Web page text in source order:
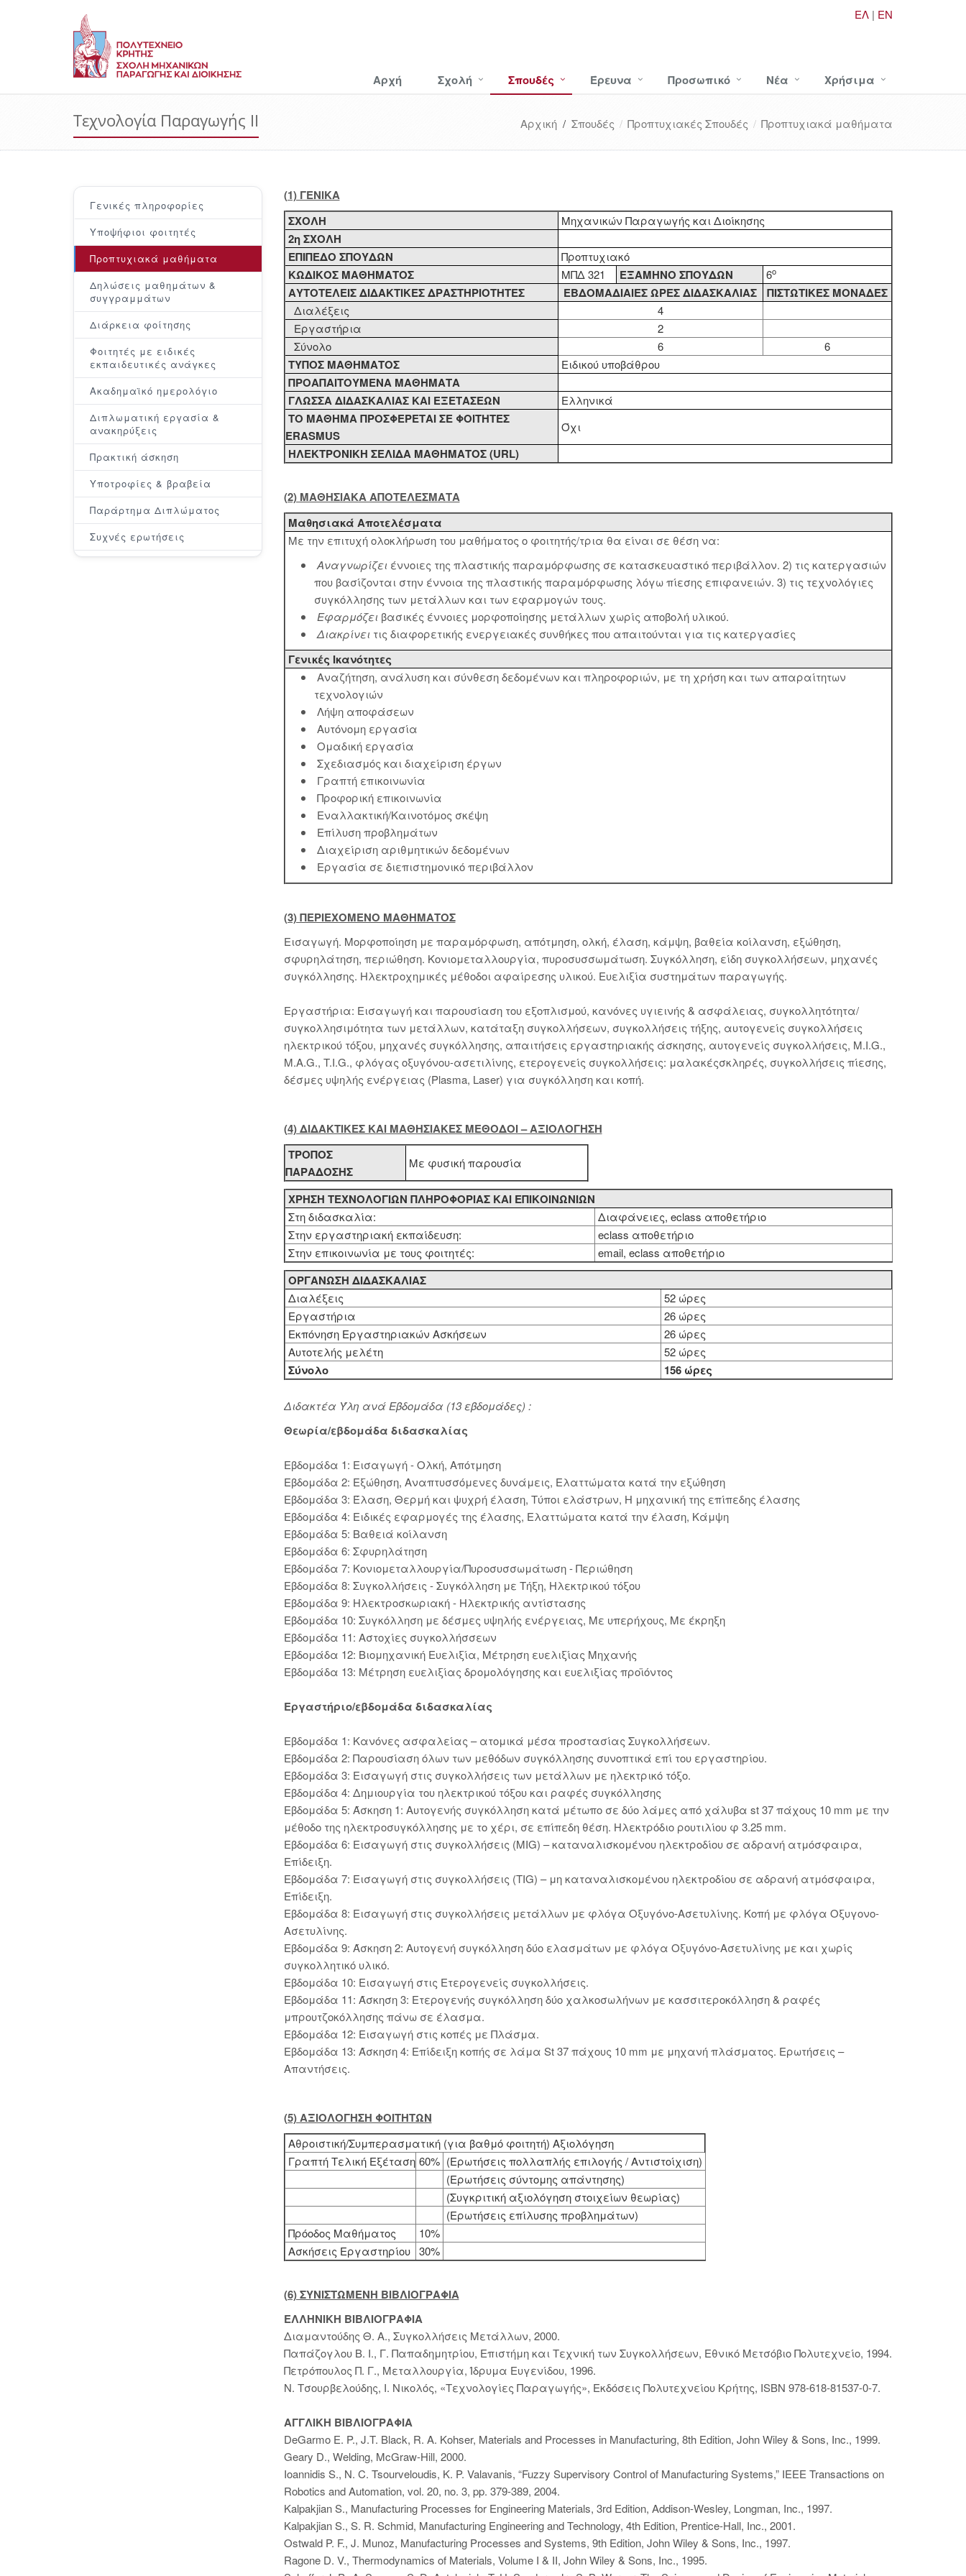
ΕΛ | EN
Αρχή Σχολή Σπουδές Έρευνα Προσωπικό Νέα Χρήσιμα
Τεχνολογία Παραγωγής ΙΙ Αρχική / Σπουδές Προπτυχιακές Σπουδές Προπτυχιακά μαθήματα
Γενικές πληροφορίες
Υποψήφιοι φοιτητές
Προπτυχιακά μαθήματα
Δηλώσεις μαθημάτων &
συγγραμμάτων
Διάρκεια φοίτησης
Φοιτητές με ειδικές
εκπαιδευτικές ανάγκες
Ακαδημαϊκό ημερολόγιο
Διπλωματική εργασία &
ανακηρύξεις
Πρακτική άσκηση
Υποτροφίες & βραβεία
Παράρτημα Διπλώματος
Συχνές ερωτήσεις
(1) ΓΕΝΙΚΑ
ΣΧΟΛΗ
Μηχανικών Παραγωγής και Διοίκησης
2η ΣΧΟΛΗ
ΕΠΙΠΕΔΟ ΣΠΟΥΔΩΝ
Προπτυχιακό
ΚΩΔΙΚΟΣ ΜΑΘΗΜΑΤΟΣ ΜΠΔ 321 ΕΞΑΜΗΝΟ ΣΠΟΥΔΩΝ 6ο
ΑΥΤΟΤΕΛΕΙΣ ΔΙΔΑΚΤΙΚΕΣ ΔΡΑΣΤΗΡΙΟΤΗΤΕΣ ΕΒΔΟΜΑΔΙΑΙΕΣ ΩΡΕΣ ΔΙΔΑΣΚΑΛΙΑΣ ΠΙΣΤΩΤΙΚΕΣ ΜΟΝΑΔΕΣ
Διαλέξεις
4
Εργαστήρια
2
Σύνολο
6 6
ΤΥΠΟΣ ΜΑΘΗΜΑΤΟΣ Ειδικού υποβάθρου
ΠΡΟΑΠΑΙΤΟΥΜΕΝΑ ΜΑΘΗΜΑΤΑ
ΓΛΩΣΣΑ ΔΙΔΑΣΚΑΛΙΑΣ KAI ΕΞΕΤΑΣΕΩΝ
Ελληνικά
ΤΟ ΜΑΘΗΜΑ ΠΡΟΣΦΕΡΕΤΑΙ ΣΕ ΦΟΙΤΗΤΕΣ
ERASMUS
Όχι
ΗΛΕΚΤΡΟΝΙΚΗ ΣΕΛΙΔΑ ΜΑΘΗΜΑΤΟΣ (URL)
(2) ΜΑΘΗΣΙΑΚΑ ΑΠΟΤΕΛΕΣΜΑΤΑ
Μαθησιακά Αποτελέσματα
Με την επιτυχή ολοκλήρωση του μαθήματος ο φοιτητής/τρια θα είναι σε θέση να:
Αναγνωρίζει έννοιες της πλαστικής παραμόρφωσης σε κατασκευαστικό περιβάλλον. 2) τις κατεργασιών
που βασίζονται στην έννοια της πλαστικής παραμόρφωσης λόγω πίεσης επιφανειών. 3) τις τεχνολόγιες
συγκόλλησης των μετάλλων και των εφαρμογών τους.
Εφαρμόζει βασικές έννοιες μορφοποίησης μετάλλων χωρίς αποβολή υλικού.
Διακρίνει τις διαφορετικής ενεργειακές συνθήκες που απαιτούνται για τις κατεργασίες
Γενικές Ικανότητες
Αναζήτηση, ανάλυση και σύνθεση δεδομένων και πληροφοριών, με τη χρήση και των απαραίτητων
τεχνολογιών
Λήψη αποφάσεων
Αυτόνομη εργασία
Ομαδική εργασία
Σχεδιασμός και διαχείριση έργων
Γραπτή επικοινωνία
Προφορική επικοινωνία
Εναλλακτική/Καινοτόμος σκέψη
Επίλυση προβλημάτων
Διαχείριση αριθμητικών δεδομένων
Εργασία σε διεπιστημονικό περιβάλλον
(3) ΠΕΡΙΕΧΟΜΕΝΟ ΜΑΘΗΜΑΤΟΣ
Εισαγωγή. Μορφοποίηση με παραμόρφωση, απότμηση, ολκή, έλαση, κάμψη, βαθεία κοίλανση, εξώθηση,
σφυρηλάτηση, περιώθηση. Κονιομεταλλουργία, πυροσυσσωμάτωση. Συγκόλληση, είδη συγκολλήσεων, μηχανές
συγκόλλησης. Ηλεκτροχημικές μέθοδοι αφαίρεσης υλικού. Ευελιξία συστημάτων παραγωγής.
Εργαστήρια: Εισαγωγή και παρουσίαση του εξοπλισμού, κανόνες υγιεινής & ασφάλειας, συγκολλητότητα/
συγκολλησιμότητα των μετάλλων, κατάταξη συγκολλήσεων, συγκολλήσεις τήξης, αυτογενείς συγκολλήσεις
ηλεκτρικού τόξου, μηχανές συγκόλλησης, απαιτήσεις εργαστηριακής άσκησης, αυτογενείς συγκολλήσεις, M.I.G.,
M.A.G., T.I.G., φλόγας οξυγόνου-ασετιλίνης, ετερογενείς συγκολλήσεις: μαλακέςσκληρές, συγκολλήσεις πίεσης,
δέσμες υψηλής ενέργειας (Plasma, Laser) για συγκόλληση και κοπή.
(4) ΔΙΔΑΚΤΙΚΕΣ KAI ΜΑΘΗΣΙΑΚΕΣ ΜΕΘΟΔΟΙ – ΑΞΙΟΛΟΓΗΣΗ
ΤΡΟΠΟΣ
ΠΑΡΑΔΟΣΗΣ
Με φυσική παρουσία
ΧΡΗΣΗ ΤΕΧΝΟΛΟΓΙΩΝ ΠΛΗΡΟΦΟΡΙΑΣ ΚΑΙ ΕΠΙΚΟΙΝΩΝΙΩΝ
Στη διδασκαλία:
Διαφάνειες, eclass αποθετήριο
Στην εργαστηριακή εκπαίδευση:
eclass αποθετήριο
Στην επικοινωνία με τους φοιτητές:
email, eclass αποθετήριο
ΟΡΓΑΝΩΣΗ ΔΙΔΑΣΚΑΛΙΑΣ
Διαλέξεις
52 ώρες
Εργαστήρια
26 ώρες
Εκπόνηση Εργαστηριακών Ασκήσεων
26 ώρες
Αυτοτελής μελέτη
52 ώρες
Σύνολο 156 ώρες
Διδακτέα Ύλη ανά Εβδομάδα (13 εβδομάδες) :
Θεωρία/εβδομάδα διδασκαλίας
Εβδομάδα 1: Εισαγωγή - Ολκή, Απότμηση
Εβδομάδα 2: Εξώθηση, Αναπτυσσόμενες δυνάμεις, Ελαττώματα κατά την εξώθηση
Εβδομάδα 3: Έλαση, Θερμή και ψυχρή έλαση, Τύποι ελάστρων, Η μηχανική της επίπεδης έλασης
Εβδομάδα 4: Ειδικές εφαρμογές της έλασης, Ελαττώματα κατά την έλαση, Κάμψη
Εβδομάδα 5: Βαθειά κοίλανση
Εβδομάδα 6: Σφυρηλάτηση
Εβδομάδα 7: Κονιομεταλλουργία/Πυροσυσσωμάτωση - Περιώθηση
Εβδομάδα 8: Συγκολλήσεις - Συγκόλληση με Τήξη, Ηλεκτρικού τόξου
Εβδομάδα 9: Ηλεκτροσκωριακή - Ηλεκτρικής αντίστασης
Εβδομάδα 10: Συγκόλληση με δέσμες υψηλής ενέργειας, Με υπερήχους, Με έκρηξη
Εβδομάδα 11: Αστοχίες συγκολλήσσεων
Εβδομάδα 12: Βιομηχανική Ευελιξία, Μέτρηση ευελιξίας Μηχανής
Εβδομάδα 13: Μέτρηση ευελιξίας δρομολόγησης και ευελιξίας προϊόντος
Εργαστήριο/εβδομάδα διδασκαλίας
Εβδομάδα 1: Κανόνες ασφαλείας – ατομικά μέσα προστασίας Συγκολλήσεων.
Εβδομάδα 2: Παρουσίαση όλων των μεθόδων συγκόλλησης συνοπτικά επί του εργαστηρίου.
Εβδομάδα 3: Εισαγωγή στις συγκολλήσεις των μετάλλων με ηλεκτρικό τόξο.
Εβδομάδα 4: Δημιουργία του ηλεκτρικού τόξου και ραφές συγκόλλησης
Εβδομάδα 5: Άσκηση 1: Αυτογενής συγκόλληση κατά μέτωπο σε δύο λάμες από χάλυβα st 37 πάχους 10 mm με την
μέθοδο της ηλεκτροσυγκόλλησης με το χέρι, σε επίπεδη θέση. Ηλεκτρόδιο ρουτιλίου φ 3.25 mm.
Εβδομάδα 6: Εισαγωγή στις συγκολλήσεις (MIG) – καταναλισκομένου ηλεκτροδίου σε αδρανή ατμόσφαιρα,
Επίδειξη.
Εβδομάδα 7: Εισαγωγή στις συγκολλήσεις (ΤIG) – μη καταναλισκομένου ηλεκτροδίου σε αδρανή ατμόσφαιρα,
Επίδειξη.
Εβδομάδα 8: Εισαγωγή στις συγκολλήσεις μετάλλων με φλόγα Οξυγόνο-Ασετυλίνης. Κοπή με φλόγα Οξυγονο-
Ασετυλίνης.
Εβδομάδα 9: Άσκηση 2: Αυτογενή συγκόλληση δύο ελασμάτων με φλόγα Οξυγόνο-Ασετυλίνης με και χωρίς
συγκολλητικό υλικό.
Εβδομάδα 10: Εισαγωγή στις Ετερογενείς συγκολλήσεις.
Εβδομάδα 11: Άσκηση 3: Ετερογενής συγκόλληση δύο χαλκοσωλήνων με κασσιτεροκόλληση & ραφές
μπρουτζοκόλλησης πάνω σε έλασμα.
Εβδομάδα 12: Εισαγωγή στις κοπές με Πλάσμα.
Εβδομάδα 13: Άσκηση 4: Επίδειξη κοπής σε λάμα St 37 πάχους 10 mm με μηχανή πλάσματος. Ερωτήσεις –
Απαντήσεις.
(5) ΑΞΙΟΛΟΓΗΣΗ ΦΟΙΤΗΤΩΝ
Αθροιστική/Συμπερασματική (για βαθμό φοιτητή) Αξιολόγηση
Γραπτή Τελική Εξέταση 60% (Ερωτήσεις πολλαπλής επιλογής / Αντιστοίχιση)
(Ερωτήσεις σύντομης απάντησης)
(Συγκριτική αξιολόγηση στοιχείων θεωρίας)
(Ερωτήσεις επίλυσης προβλημάτων)
Πρόοδος Μαθήματος
10%
Ασκήσεις Εργαστηρίου 30%
(6) ΣΥΝΙΣΤΩΜΕΝΗ ΒΙΒΛΙΟΓΡΑΦΙΑ
ΕΛΛΗΝΙΚΗ ΒΙΒΛΙΟΓΡΑΦΙΑ
Διαμαντούδης Θ. Α., Συγκολλήσεις Μετάλλων, 2000.
Παπάζογλου Β. Ι., Γ. Παπαδημητρίου, Επιστήμη και Τεχνική των Συγκολλήσεων, Εθνικό Μετσόβιο Πολυτεχνείο, 1994.
Πετρόπουλος Π. Γ., Μεταλλουργία, Ίδρυμα Ευγενίδου, 1996.
Ν. Τσουρβελούδης, Ι. Νικολός, «Τεχνολογίες Παραγωγής», Εκδόσεις Πολυτεχνείου Κρήτης, ISBN 978-618-81537-0-7.
ΑΓΓΛΙΚΗ ΒΙΒΛΙΟΓΡΑΦΙΑ
DeGarmo E. P., J.T. Black, R. A. Kohser, Materials and Processes in Manufacturing, 8th Edition, John Wiley & Sons, Inc., 1999.
Geary D., Welding, McGraw-Hill, 2000.
Ioannidis S., N. C. Tsourveloudis, K. P. Valavanis, “Fuzzy Supervisory Control of Manufacturing Systems,” IEEE Transactions on
Robotics and Automation, vol. 20, no. 3, pp. 379-389, 2004.
Kalpakjian S., Manufacturing Processes for Engineering Materials, 3rd Edition, Addison-Wesley, Longman, Inc., 1997.
Kalpakjian S., S. R. Schmid, Manufacturing Engineering and Technology, 4th Edition, Prentice-Hall, Inc., 2001.
Ostwald P. F., J. Munoz, Manufacturing Processes and Systems, 9th Edition, John Wiley & Sons, Inc., 1997.
Ragone D. V., Thermodynamics of Materials, Volume I & ΙΙ, John Wiley & Sons, Inc., 1995.